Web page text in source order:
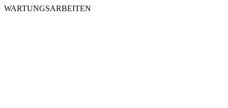
WARTUNGSARBEITEN